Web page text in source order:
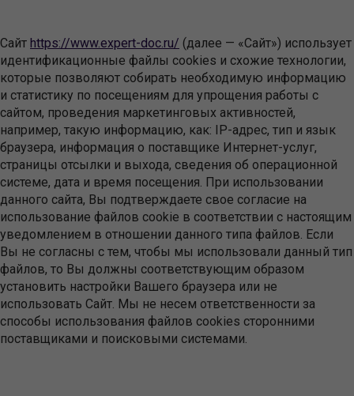
Сайт https://www.expert-doc.ru/ (далее — «Сайт») использует
идентификационные файлы cookies и схожие технологии,
которые позволяют собирать необходимую информацию
и статистику по посещениям для упрощения работы с
сайтом, проведения маркетинговых активностей,
например, такую информацию, как: IP-адрес, тип и язык
браузера, информация о поставщике Интернет-услуг,
страницы отсылки и выхода, сведения об операционной
системе, дата и время посещения. При использовании
данного сайта, Вы подтверждаете свое согласие на
использование файлов cookie в соответствии с настоящим
уведомлением в отношении данного типа файлов. Если
Вы не согласны с тем, чтобы мы использовали данный тип
файлов, то Вы должны соответствующим образом
установить настройки Вашего браузера или не
использовать Сайт. Мы не несем ответственности за
способы использования файлов cookies сторонними
поставщиками и поисковыми системами.